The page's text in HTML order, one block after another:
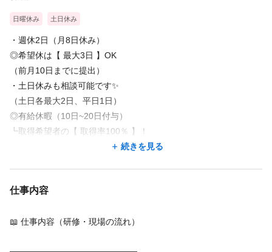
・残業ほぼなし
・時短勤務の相談OK
※固定残業代（1時間分）は給与に含まれていますが、
万が一超過した場合は【 全額支給 】いたします。
日曜休み 土日休み
・週休2日（月8日休み）
◎希望休は【 最大3日 】OK
（前月10日までに提出）
・土日休みも相談可能です✨
（土日各最大2日、平日1日）
◎有給休暇（10日~20日付与）
┗取得希望者の【 取得率100％ 】！
続きを見る
仕事内容
📖 仕事内容（研修・現場の流れ）